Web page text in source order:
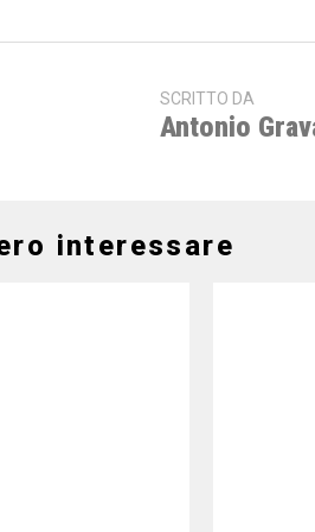
SCRITTO DA
Antonio
interessare